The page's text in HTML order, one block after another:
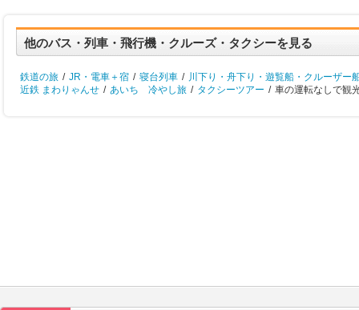
他のバス・列車・飛行機・クルーズ・タクシーを見る
鉄道の旅 / JR・電車＋宿 / 寝台列車 / 川下り・舟下り・遊覧船・クルーザー
近鉄 まわりゃんせ / あいち 冷やし旅 / タクシーツアー / 車の運転なしで観